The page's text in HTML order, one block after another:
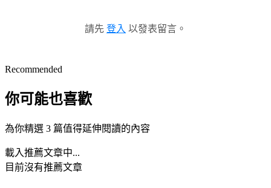
請先 登入 以發表留言。
Recommended
你可能也喜歡
為你精選 3 篇值得延伸閱讀的內容
載入推薦文章中...
目前沒有推薦文章